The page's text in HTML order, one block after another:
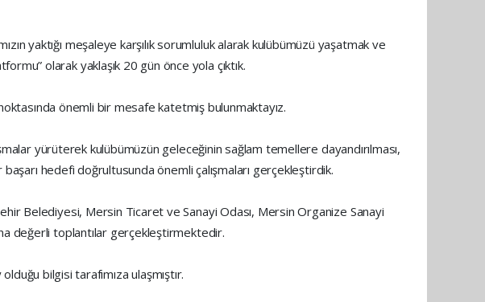
yaktığı meşaleye karşılık sorumluluk alarak kulübümüzü yaşatmak ve
olarak yaklaşık 20 gün önce yola çıktık.
noktasında önemli bir mesafe katetmiş bulunmaktayız.
yürüterek kulübümüzün geleceğinin sağlam temellere dayandırılması,
hedefi doğrultusunda önemli çalışmaları gerçekleştirdik.
Belediyesi, Mersin Ticaret ve Sanayi Odası, Mersin Organize Sanayi
değerli toplantılar gerçekleştirmektedir.
bilgisi tarafımıza ulaşmıştır.